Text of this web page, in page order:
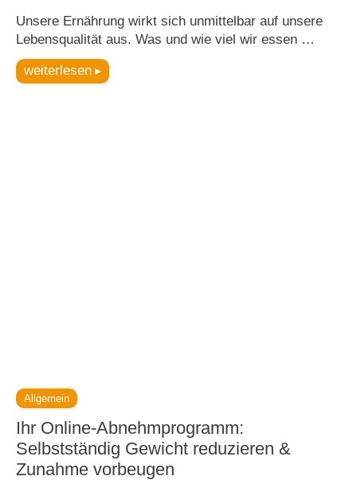
Unsere Ernährung wirkt sich unmittelbar auf unsere
Lebensqualität aus. Was und wie viel wir essen …
weiterlesen
Allgemein
Ihr Online-Abnehmprogramm:
Selbstständig Gewicht reduzieren &
Zunahme vorbeugen